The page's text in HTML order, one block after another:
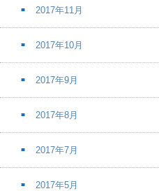
2017年11月
2017年10月
2017年9月
2017年8月
2017年7月
2017年5月